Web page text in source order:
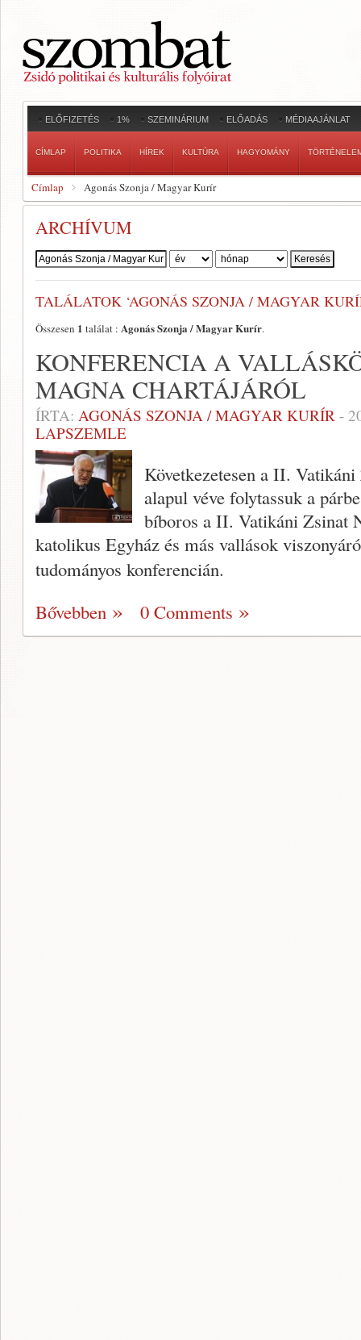
ELŐFIZETÉS 1% SZEMINÁRIUM ELŐADÁS MÉDIAAJÁNLAT
CÍMLAP POLITIKA HÍREK KULTÚRA HAGYOMÁNY
Címlap Agonás Szonja / Magyar Kurír
ARCHÍVUM
Szerző:
TALÁLATOK ‘AGONÁS SZONJA / MAGYAR
Összesen 1 találat : Agonás Szonja / Magyar Kurír.
KONFERENCIA A
MAGNA CHARTÁJÁRÓL
ÍRTA: AGONÁS SZONJA / MAGYAR KURÍR -
LAPSZEMLE
Következetesen a II.
alapul véve folytassuk a
bíboros a II. Vatikáni Zsinat
katolikus Egyház és más vallások
tudományos konferencián.
Bővebben
0 Comments